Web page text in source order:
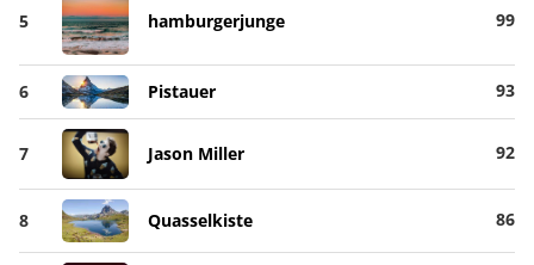
5 hamburgerjunge 99
6 Pistauer 93
7 Jason Miller 92
8 Quasselkiste 86